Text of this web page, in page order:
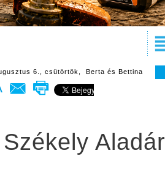
6., csütörtök, Berta és Bettina
Aladár